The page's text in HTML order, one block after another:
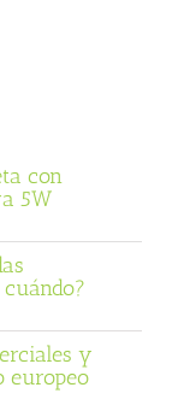
con
5W
y
europeo